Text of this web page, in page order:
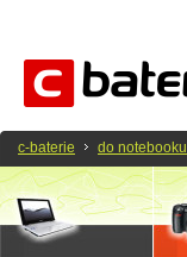
c-baterie do notebooku